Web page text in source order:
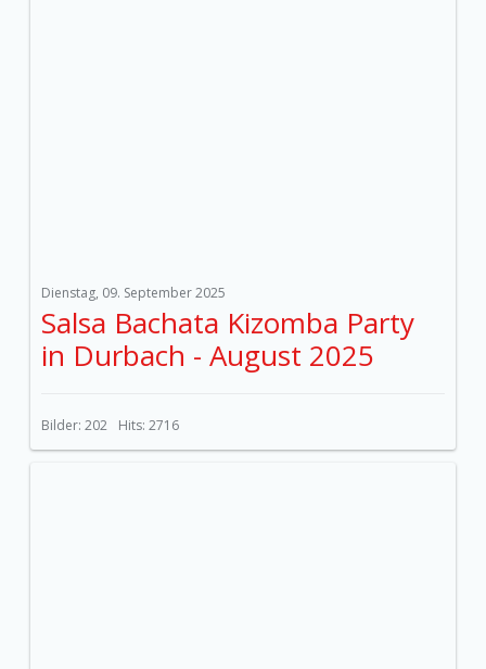
Dienstag, 09. September 2025
Salsa Bachata Kizomba Party
in Durbach - August 2025
Bilder: 202 Hits: 2716